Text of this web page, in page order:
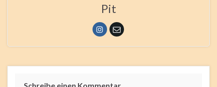
Pit
Schreibe einen Kommentar